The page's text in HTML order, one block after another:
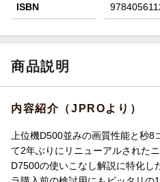
ISBN
商品説明
内容紹介（JPROより）
上位機D500並みの画質性能と秒
て2年ぶりにリニューアルされた
D7500の使いこなし解説に特化し